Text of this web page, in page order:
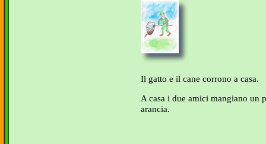
Il gatto e il cane corrono a casa.
A casa i due amici mangiano un
arancia.